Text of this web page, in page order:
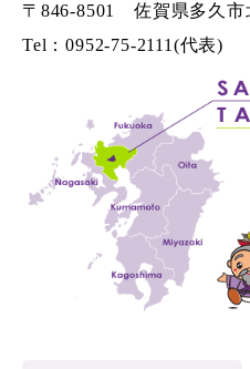
〒846-8501 佐賀県多久市
Tel：0952-75-2111(代表)